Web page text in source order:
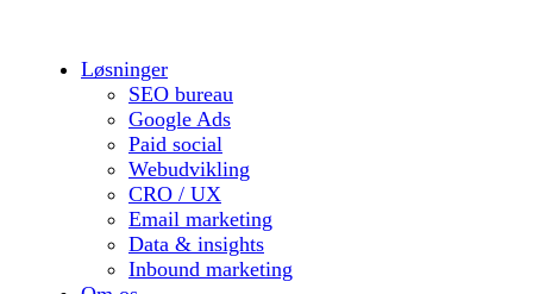
Løsninger
SEO bureau
Google Ads
Paid social
Webudvikling
CRO / UX
Email marketing
Data & insights
Inbound marketing